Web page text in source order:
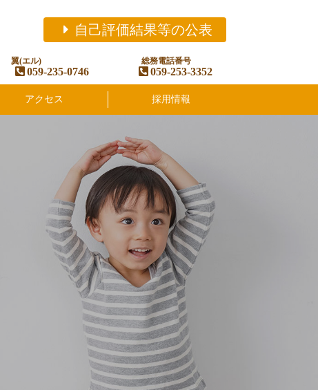
翼(エル)
059-235-0746
総務電話番号
059-253-3352
自己評価結果等の公表
アクセス 採用情報